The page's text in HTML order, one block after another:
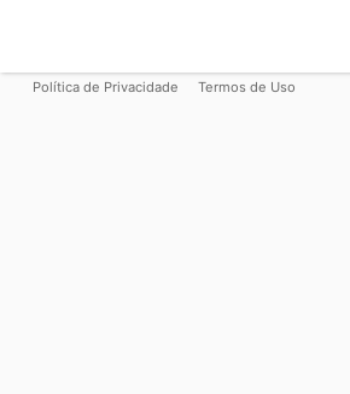
Política de Privacidade Termos de Uso